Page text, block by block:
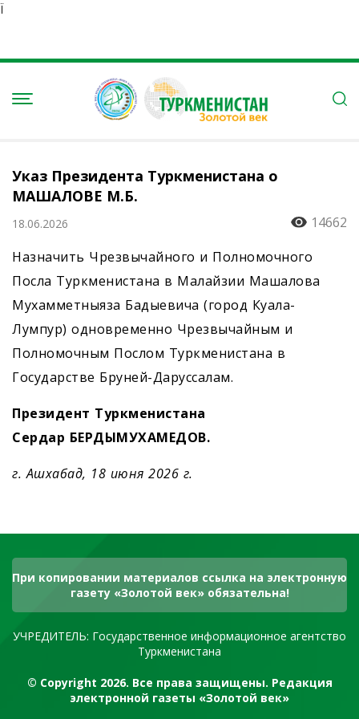
Ï
Указ Президента Туркменистана о
МАШАЛОВЕ М.Б.
18.06.2026
14662
Назначить Чрезвычайного и Полномочного
Посла Туркменистана в Малайзии Машалова
Мухамметныяза Бадыевича (город Куала-
Лумпур) одновременно Чрезвычайным и
Полномочным Послом Туркменистана в
Государстве Бруней-Даруссалам.
Президент Туркменистана
Сердар БЕРДЫМУХАМЕДОВ.
г. Ашхабад, 18 июня 2026 г.
При копировании материалов ссылка на электронную
газету «Золотой век» обязательна!
УЧРЕДИТЕЛЬ: Государственное информационное агентство
Туркменистана
© Copyright 2026. Все права защищены. Редакция
электронной газеты «Золотой век»